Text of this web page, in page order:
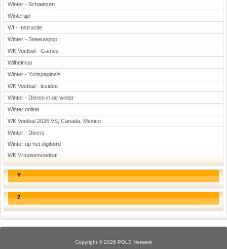
Winter - Schaatsen
Wintertijd
WI - Instructie
Winter - Sneeuwpop
WK Voetbal - Games
Wilhelmus
Winter - Yurlspagina's
WK Voetbal - lesidee
Winter - Dieren in de winter
Winter online
WK Voetbal 2026 VS, Canada, Mexico
Winter - Divers
Winter op het digibord
WK Vrouwenvoetbal
Y
Z
Copyright © 2026 POLS Netwerk